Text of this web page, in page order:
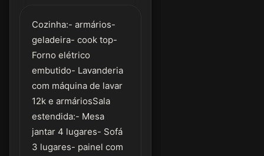
Cozinha:- armários-
geladeira- cook top-
Forno elétrico
embutido- Lavanderia
com máquina de lavar
12k e armáriosSala
estendida:- Mesa
jantar 4 lugares- Sofá
3 lugares- painel com